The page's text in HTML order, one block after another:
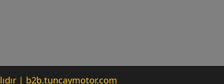
| b2b.tuncaymotor.com